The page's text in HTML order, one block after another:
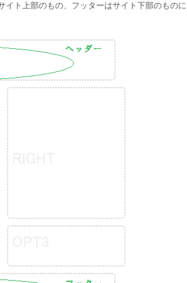
ト上部のもの、フッターはサイト下部のものに